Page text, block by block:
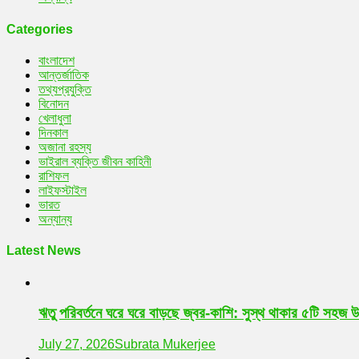
Categories
বাংলাদেশ
আন্তর্জাতিক
তথ্যপ্রযুক্তি
বিনোদন
খেলাধুলা
দিনকাল
অজানা রহস্য
ভাইরাল ব্যক্তি জীবন কাহিনী
রাশিফল
লাইফস্টাইল
ভারত
অন্যান্য
Latest News
ঋতু পরিবর্তনে ঘরে ঘরে বাড়ছে জ্বর-কাশি: সুস্থ থাকার ৫টি সহজ
July 27, 2026Subrata Mukerjee